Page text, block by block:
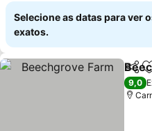
Selecione as datas para ver
exatos.
9,0